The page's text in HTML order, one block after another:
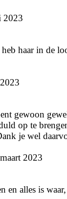
2023
haar in de
gewoon
op te
je wel
2023
en alles is